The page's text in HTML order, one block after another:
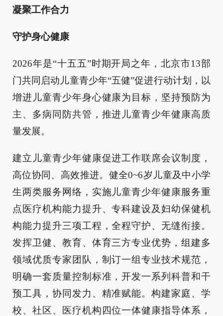
凝聚工作合力
守护身心健康
2026年是“十五五”时期开局之年，北京市13部
门共同启动儿童青少年“五健”促进行动计划，以
增进儿童青少年身心健康为目标，坚持预防为
主、多病同防共管，推进儿童青少年健康高质
量发展。
建立儿童青少年健康促进工作联席会议制度，
高位协同、高效推进。健全0~6岁儿童及中小学
生两类服务网络，实施儿童青少年健康服务重
点医疗机构能力提升、专科建设及妇幼保健机
构能力提升三项工程，全程守护、无缝衔接。
发挥卫健、教育、体育三方专业优势，组建多
领域优质专家团队，制订一组专业技术规范，
明确一套质量控制标准，开发一系列科普和干
预工具，协同发力、精准赋能。构建家庭、学
校、社区、医疗机构四位一体健康指导体系，